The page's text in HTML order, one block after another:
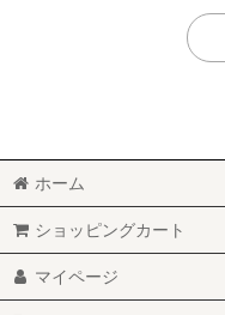
ホーム
ショッピングカート
マイページ